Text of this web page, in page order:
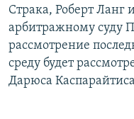
Страка, Роберт Ланг
арбитражному суду
рассмотрение
среду будет
Дарюса